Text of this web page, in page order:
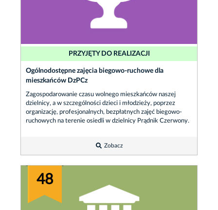
PRZYJĘTY DO REALIZACJI
Ogólnodostępne zajęcia biegowo-ruchowe dla
mieszkańców DzPCz
Zagospodarowanie czasu wolnego mieszkańców naszej
dzielnicy, a w szczególności dzieci i młodzieży, poprzez
organizację, profesjonalnych, bezpłatnych zajęć biegowo-
ruchowych na terenie osiedli w dzielnicy Prądnik Czerwony.
Zobacz
48